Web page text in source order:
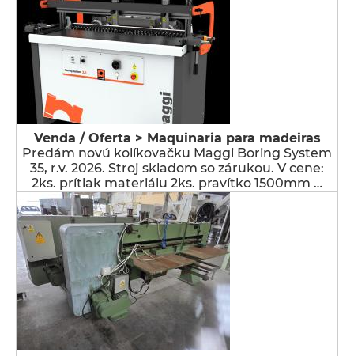
Venda / Oferta > Maquinaria para madeiras
Predám novú kolíkovačku Maggi Boring System
35, r.v. 2026. Stroj skladom so zárukou. V cene:
2ks. prítlak materiálu 2ks. pravítko 1500mm …